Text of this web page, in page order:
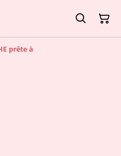
prête à